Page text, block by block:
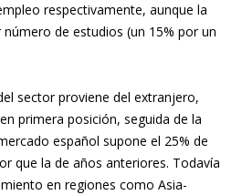
respectivamente, aunque la
de estudios (un 15% por un
sector proviene del extranjero,
primera posición, seguida de la
español supone el 25% de
que la de años anteriores. Todavía
en regiones como Asia-